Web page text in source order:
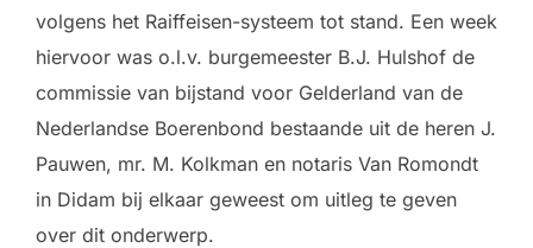
volgens het Raiffeisen-systeem tot stand. Een week
hiervoor was o.l.v. burgemeester B.J. Hulshof de
commissie van bijstand voor Gelderland van de
Nederlandse Boerenbond bestaande uit de heren J.
Pauwen, mr. M. Kolkman en notaris Van Romondt
in Didam bij elkaar geweest om uitleg te geven
over dit onderwerp.